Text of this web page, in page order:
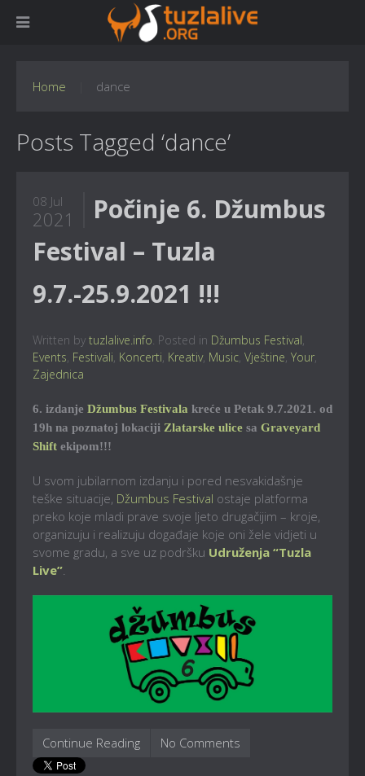
Home dance
Posts Tagged ‘dance’
08 Jul
2021
Počinje 6. Džumbus
Festival – Tuzla
9.7.-25.9.2021 !!!
Written by tuzlalive.info. Posted in Džumbus Festival,
Events, Festivali, Koncerti, Kreativ, Music, Vještine, Your,
Zajednica
6. izdanje Džumbus Festivala kreće u Petak 9.7.2021. od
19h na poznatoj lokaciji Zlatarske ulice sa Graveyard
Shift ekipom!!!
U svom jubilarnom izdanju i pored nesvakidašnje
teške situacije, Džumbus Festival ostaje platforma
preko koje mladi prave svoje ljeto drugačijim – kroje,
organizuju i realizuju događaje koje oni žele vidjeti u
svome gradu, a sve uz podršku Udruženja “Tuzla
Live”.
Continue Reading No Comments